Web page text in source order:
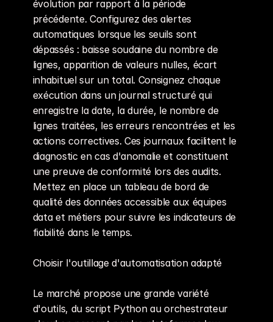
évolution par rapport à la période
précédente. Configurez des alertes
automatiques lorsque les seuils sont
dépassés : baisse soudaine du nombre de
lignes, apparition de valeurs nulles, écart
inhabituel sur un total. Consignez chaque
exécution dans un journal structuré qui
enregistre la date, la durée, le nombre de
lignes traitées, les erreurs rencontrées et les
actions correctives. Ces journaux facilitent le
diagnostic en cas d'anomalie et constituent
une preuve de conformité lors des audits.
Mettez en place un tableau de bord de
qualité des données accessible aux équipes
data et métiers pour suivre les indicateurs de
fiabilité dans le temps.
Choisir l'outillage d'automatisation adapté
Le marché propose une grande variété
d'outils, du script Python au orchestrateur